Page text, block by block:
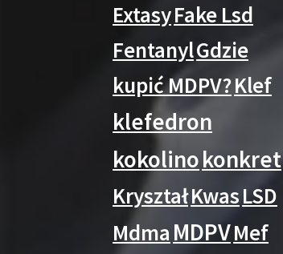
ExtasyFake Lsd
FentanylGdzie
kupić MDPV?Klef
klefedron
kokolinokonkret
KryształKwasLSD
Mdma MDPVMef